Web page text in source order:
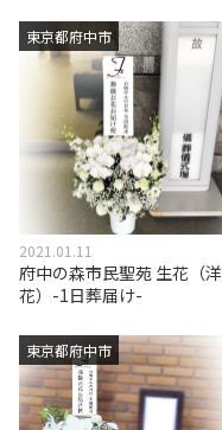
東京都府中市
2021.01.11
府中の森市民聖苑 生花（洋
花）-1日葬届け-
東京都府中市